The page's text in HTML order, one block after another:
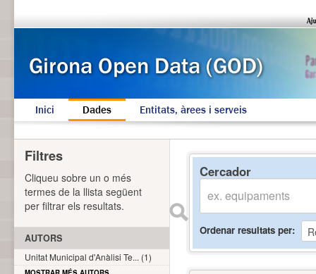
Inici Dades Entitats, àrees i serveis
Cercador
Ordenar resultats per
Filtres
Cliqueu sobre un o més
termes de la llista següent
per filtrar els resultats.
AUTORS
Unitat Municipal d'Anàlisi Te... (1)